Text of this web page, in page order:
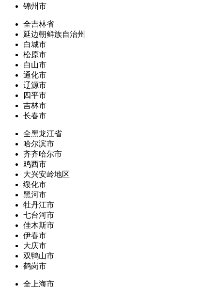
锦州市
全吉林省
延边朝鲜族自治州
白城市
松原市
白山市
通化市
辽源市
四平市
吉林市
长春市
全黑龙江省
哈尔滨市
齐齐哈尔市
鸡西市
大兴安岭地区
绥化市
黑河市
牡丹江市
七台河市
佳木斯市
伊春市
大庆市
双鸭山市
鹤岗市
全上海市